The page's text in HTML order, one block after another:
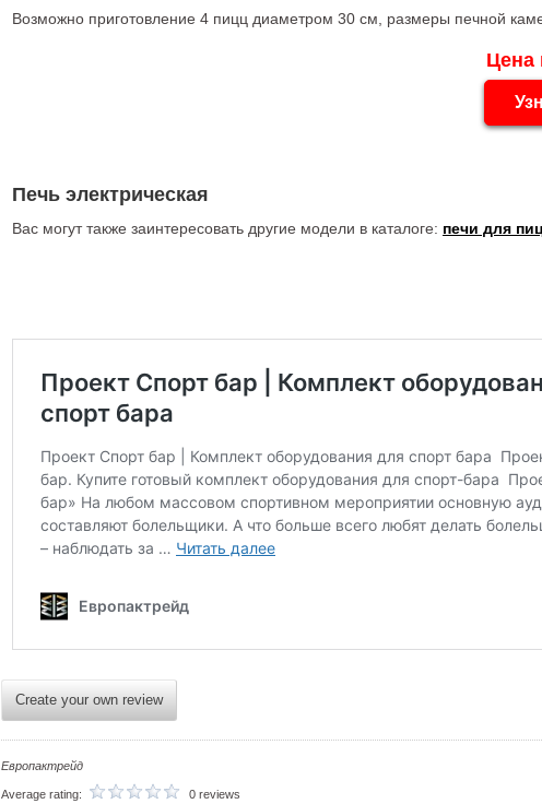
Возможно приготовление 4 пицц диаметром 30 см, размеры печной
Цена
Печь электрическая
Вас могут также заинтересовать другие модели в каталоге: печи для
Create your own review
Европактрейд
Average rating: 0 reviews